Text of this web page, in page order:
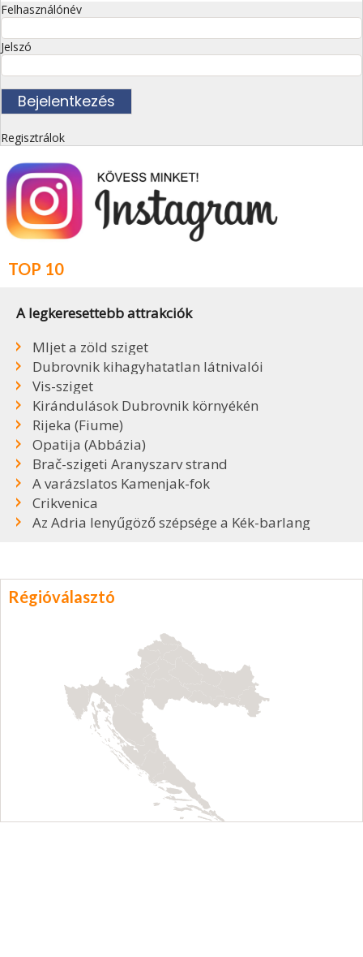
Felhasználónév
Jelszó
Regisztrálok
TOP 10
A legkeresettebb attrakciók
Mljet a zöld sziget
Dubrovnik kihagyhatatlan látnivalói
Vis-sziget
Kirándulások Dubrovnik környékén
Rijeka (Fiume)
Opatija (Abbázia)
Brač-szigeti Aranyszarv strand
A varázslatos Kamenjak-fok
Crikvenica
Az Adria lenyűgöző szépsége a Kék-barlang
Régióválasztó